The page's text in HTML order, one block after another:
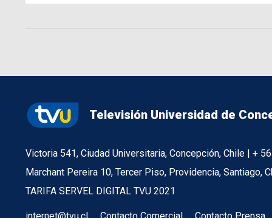
Televisión Universidad de
Victoria 541, Ciudad Universitaria, Concepción, Chile | +
Marchant Pereira 10, Tercer Piso, Providencia, Santiago,
TARIFA SERVEL DIGITAL TVU 2021